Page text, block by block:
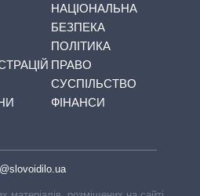
НАЦІОНАЛЬНА
БЕЗПЕКА
ПОЛІТИКА
ПРАВО
СУСПІЛЬСТВО
ФІНАНСИ